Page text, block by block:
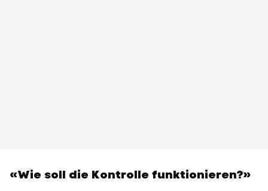
«Wie soll die Kontrolle funktionieren?»